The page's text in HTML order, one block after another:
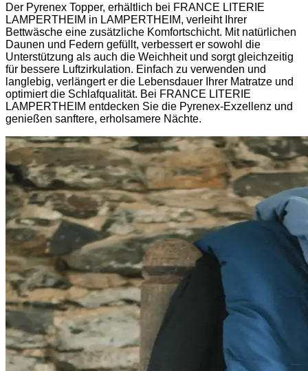
Der Pyrenex Topper, erhältlich bei FRANCE LITERIE
LAMPERTHEIM in LAMPERTHEIM, verleiht Ihrer
Bettwäsche eine zusätzliche Komfortschicht. Mit natürlichen
Daunen und Federn gefüllt, verbessert er sowohl die
Unterstützung als auch die Weichheit und sorgt gleichzeitig
für bessere Luftzirkulation. Einfach zu verwenden und
langlebig, verlängert er die Lebensdauer Ihrer Matratze und
optimiert die Schlafqualität. Bei FRANCE LITERIE
LAMPERTHEIM entdecken Sie die Pyrenex-Exzellenz und
genießen sanftere, erholsamere Nächte.